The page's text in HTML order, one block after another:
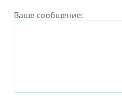
Ваше сообщение: